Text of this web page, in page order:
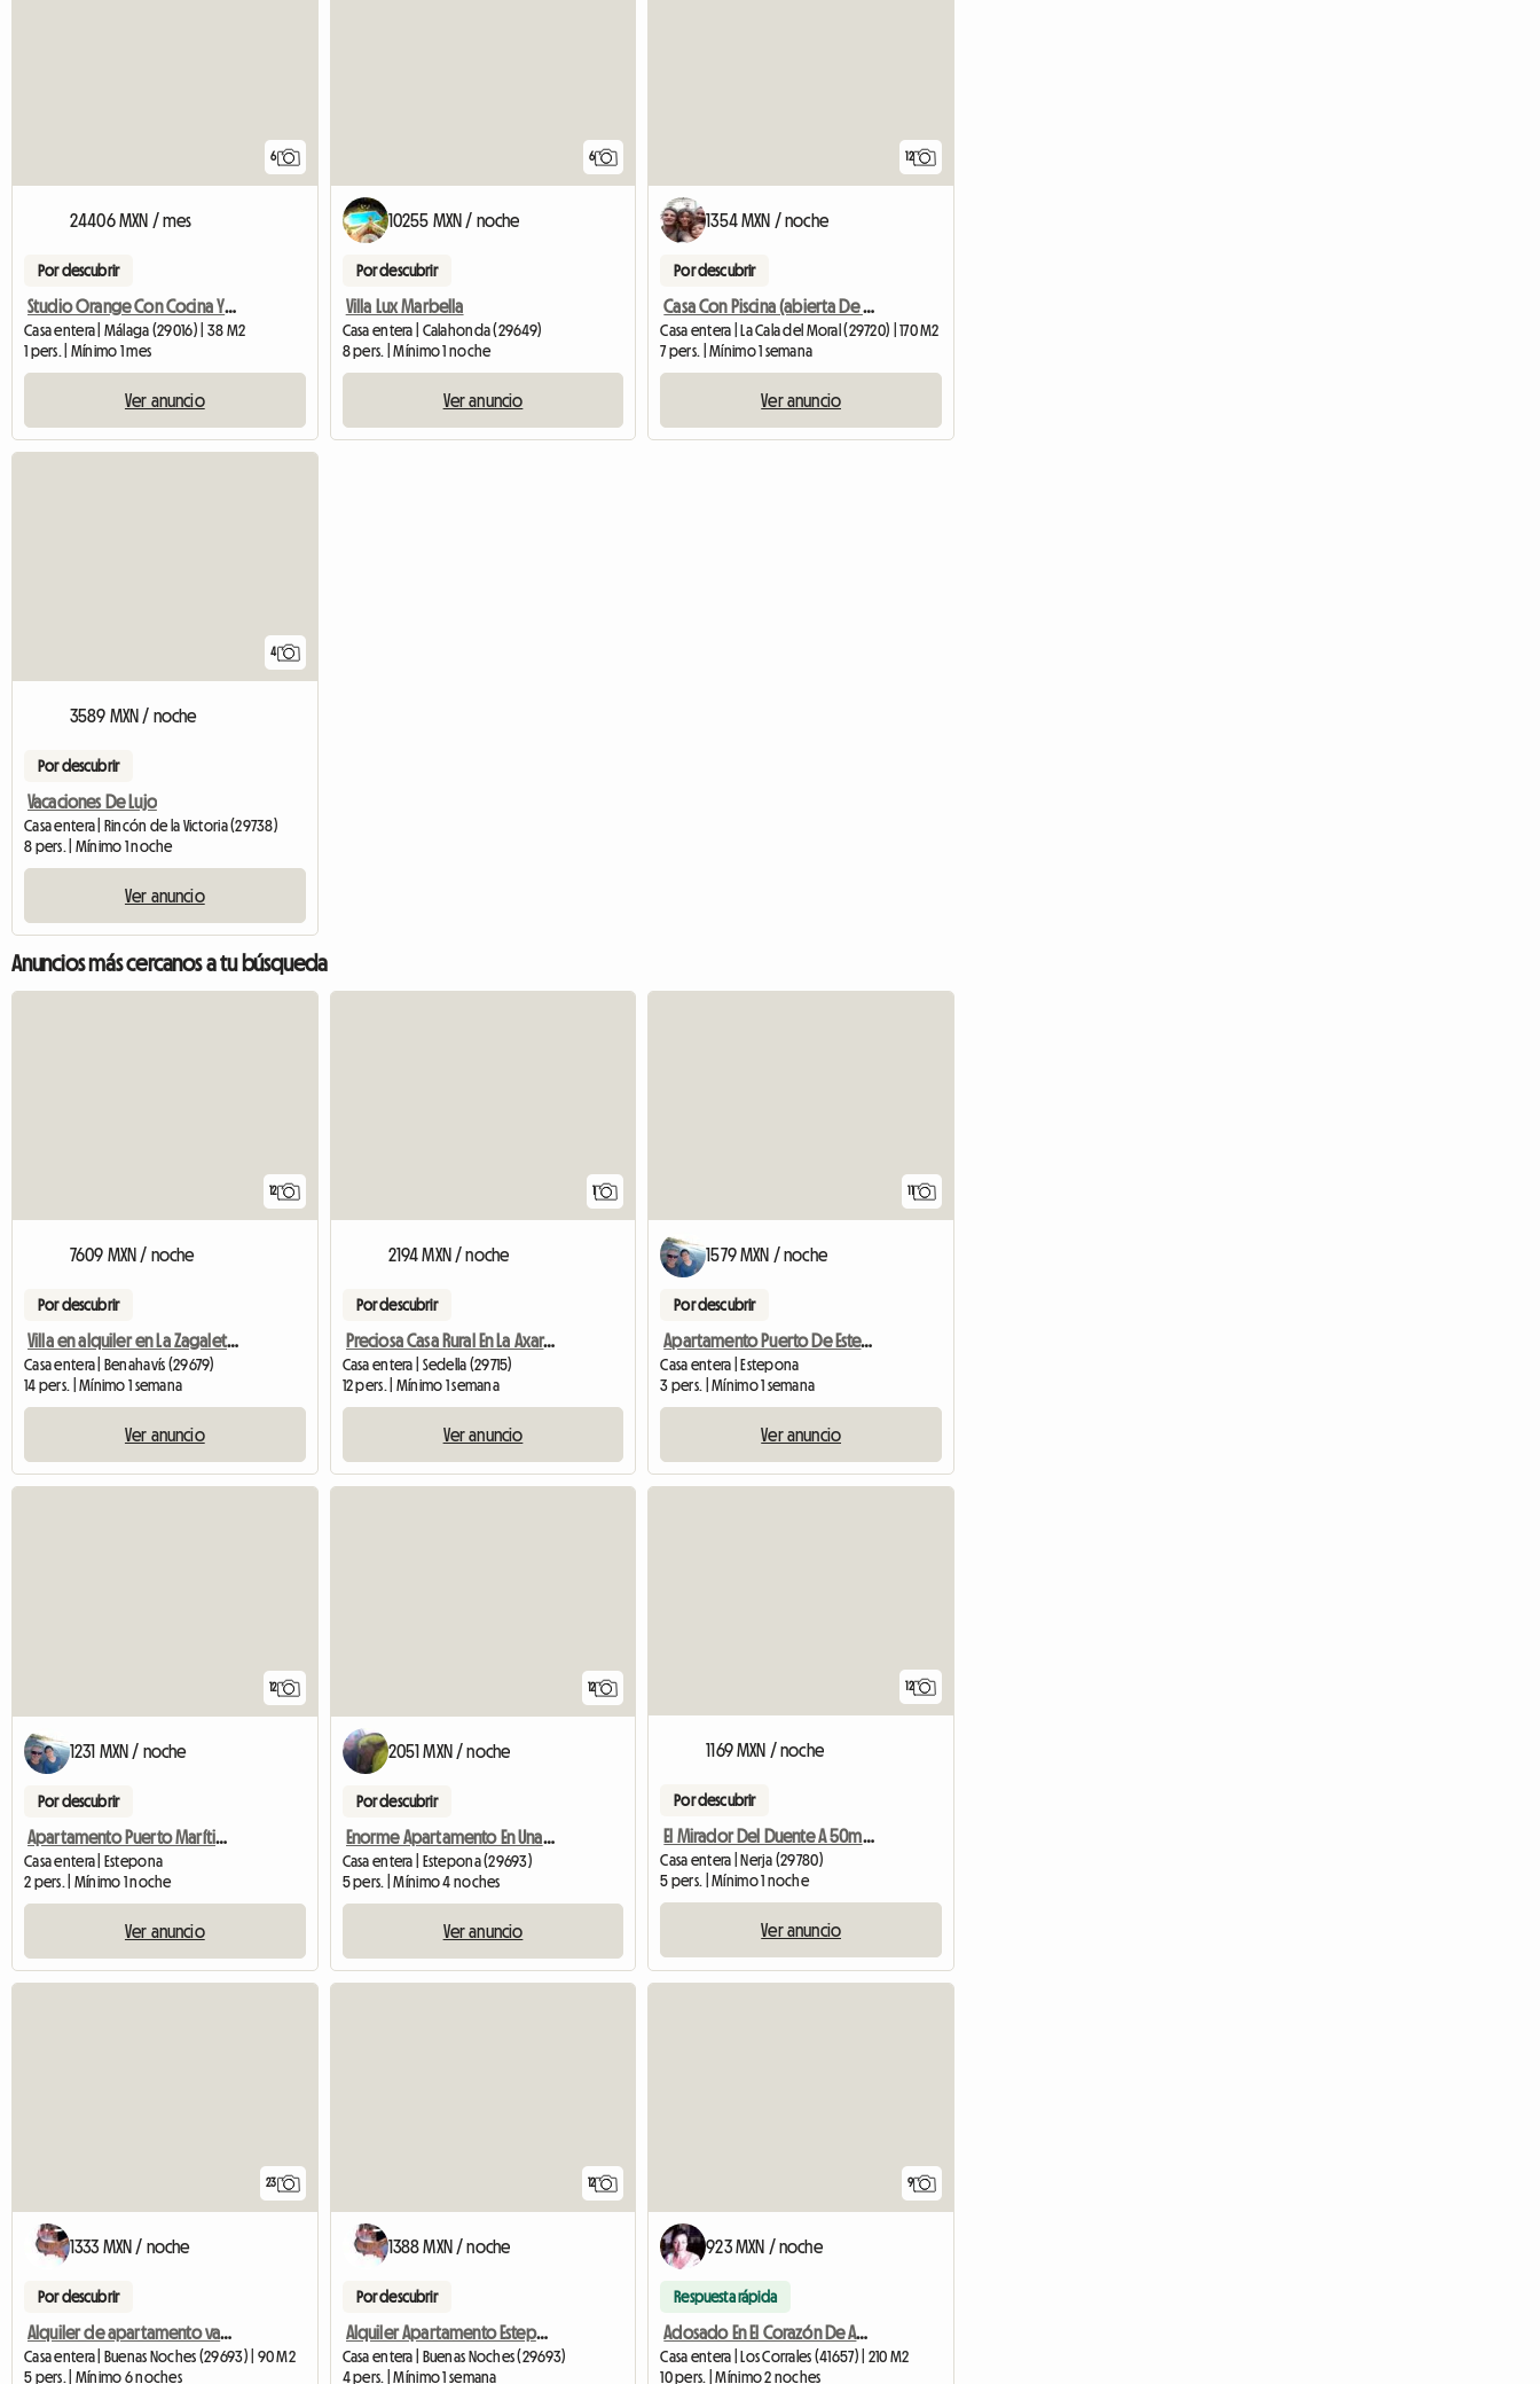
6
24406 MXN / mes
Por descubrir
Studio Orange Con Cocina Y Baño
Casa entera | Málaga (29016) | 38 M2
1 pers. | Mínimo 1 mes
Ver anuncio
6
10255 MXN / noche
Por descubrir
Villa Lux Marbella
Casa entera | Calahonda (29649)
8 pers. | Mínimo 1 noche
Ver anuncio
12
1354 MXN / noche
Por descubrir
Casa Con Piscina (abierta De Junio A Septiembre) A 10 Min Desde
Casa entera | La Cala del Moral (29720) | 170 M2
7 pers. | Mínimo 1 semana
Ver anuncio
4
3589 MXN / noche
Por descubrir
Vacaciones De Lujo
Casa entera | Rincón de la Victoria (29738)
8 pers. | Mínimo 1 noche
Ver anuncio
Anuncios más cercanos a tu búsqueda
12
7609 MXN / noche
Por descubrir
Villa en alquiler en La Zagaleta, España, capacidad para 14 personas
Casa entera | Benahavís (29679)
14 pers. | Mínimo 1 semana
Ver anuncio
2194 MXN / noche
Por descubrir
Preciosa Casa Rural En La Axarquía
Casa entera | Sedella (29715)
12 pers. | Mínimo 1 semana
Ver anuncio
1579 MXN / noche
Por descubrir
Apartamento Puerto De Estepona
Casa entera | Estepona
3 pers. | Mínimo 1 semana
Ver anuncio
12
1231 MXN / noche
Por descubrir
Apartamento Puerto Marítimo Estepona
Casa entera | Estepona
2 pers. | Mínimo 1 noche
Ver anuncio
12
2051 MXN / noche
Por descubrir
Enorme Apartamento En Una Villa
Casa entera | Estepona (29693)
5 pers. | Mínimo 4 noches
Ver anuncio
12
1169 MXN / noche
Por descubrir
El Mirador Del Duente A 50m Del Mar
Casa entera | Nerja (29780)
5 pers. | Mínimo 1 noche
Ver anuncio
23
1333 MXN / noche
Por descubrir
Alquiler de apartamento vacacional en Estepona
Casa entera | Buenas Noches (29693) | 90 M2
5 pers. | Mínimo 6 noches
12
1388 MXN / noche
Por descubrir
Alquiler Apartamento Estepona
Casa entera | Buenas Noches (29693)
4 pers. | Mínimo 1 semana
9
923 MXN / noche
Respuesta rápida
Adosado En El Corazón De Andalucía
Casa entera | Los Corrales (41657) | 210 M2
10 pers. | Mínimo 2 noches